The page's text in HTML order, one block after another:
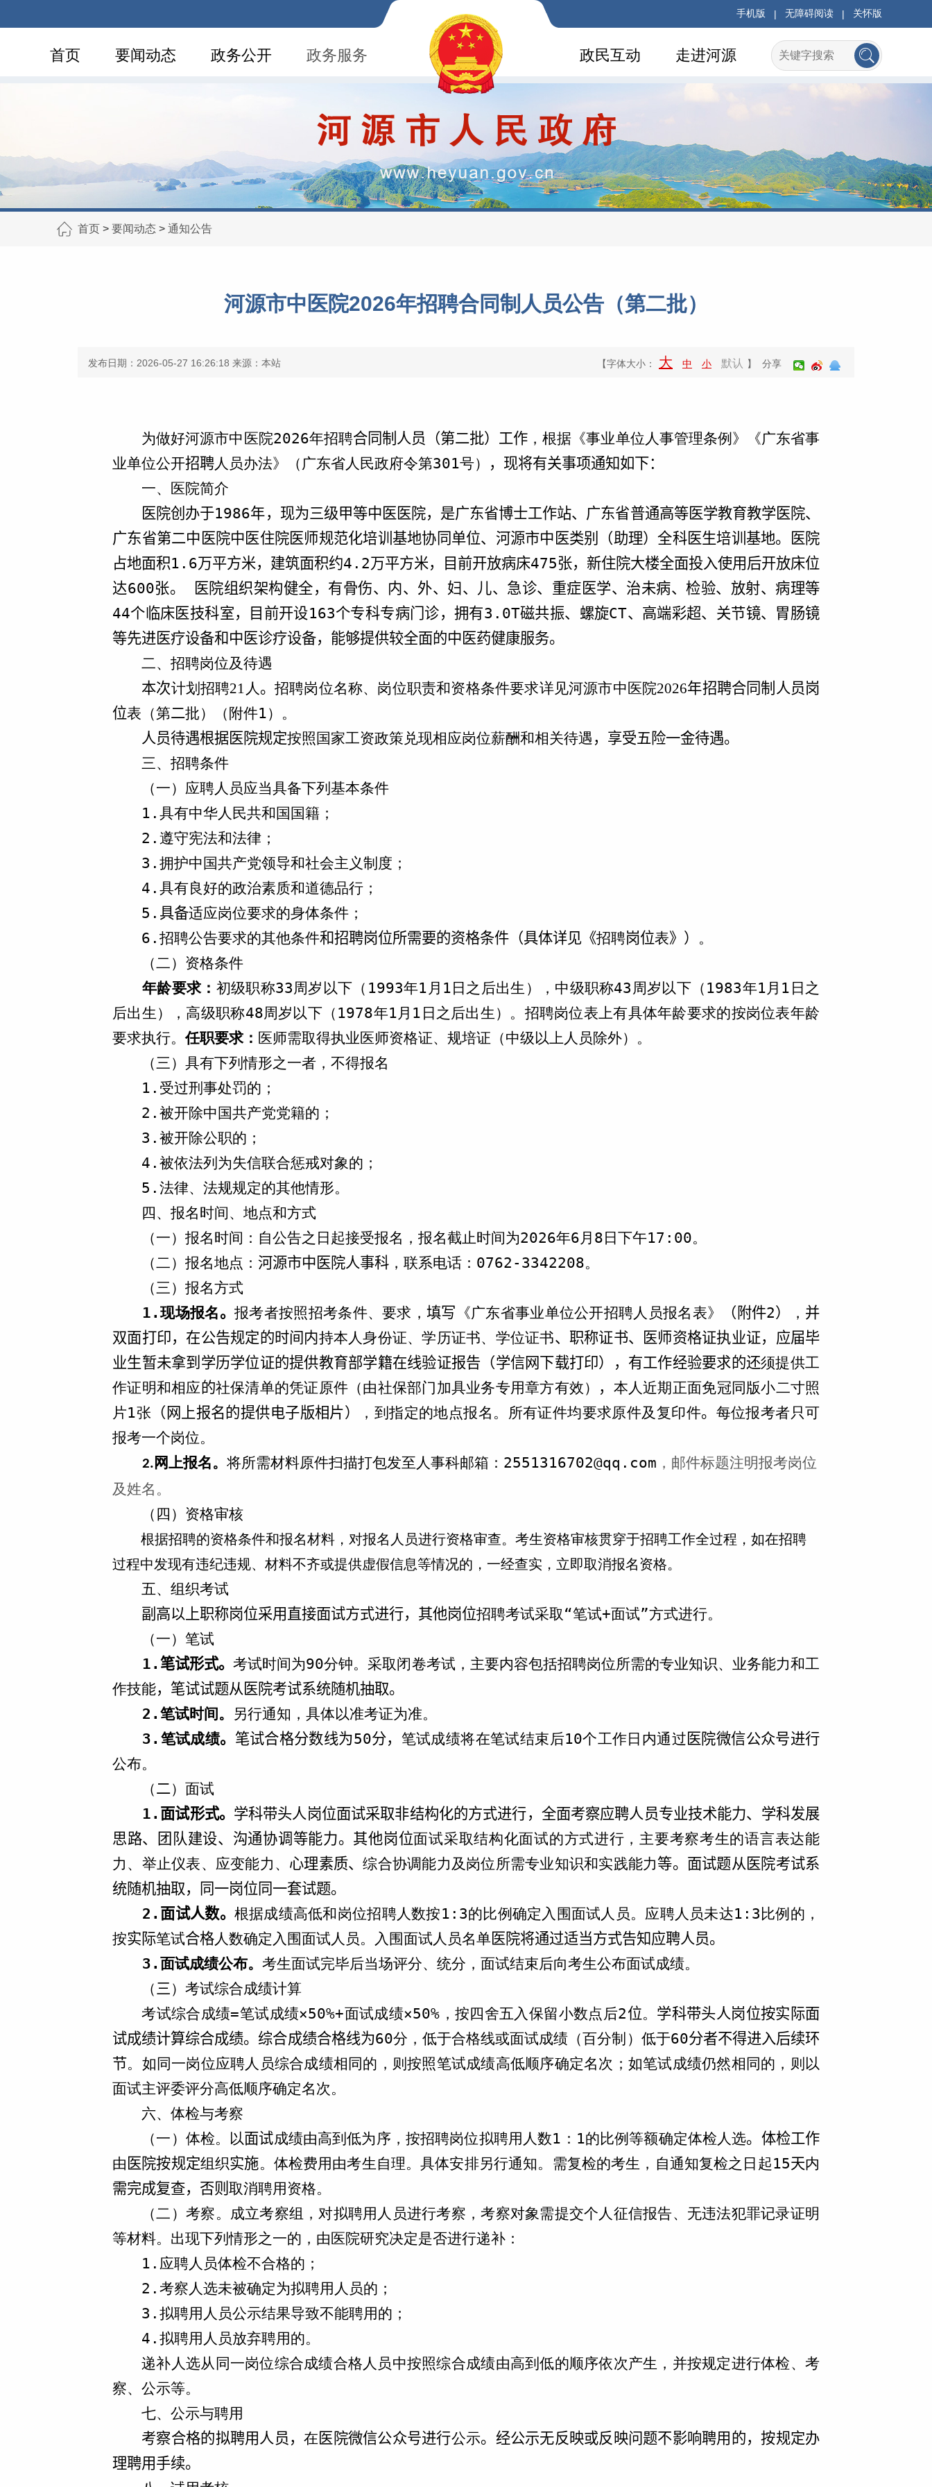
手机版 | 无障碍阅读 | 关怀版
首页 要闻动态 政务公开 政务服务 走进河源
政民互动
首页 > 要闻动态 > 通知公告
河源市中医院2026年招聘合同制人员公告（第二批）
发布日期：2026-05-27 16:26:18 来源：本站 【字体大小： 大 中 小 默认 】 分享
为做好河源市中医院2026年招聘合同制人员（第二批）工作 ，根据《事业单位人事管理条例》《广东省事
业单位公开招聘人员办法》（广东省人民政府令第301号） ，现将有关事项通知如下：
一、医院简介
医院创办于1986年，现为三级甲等中医医院，是广东省博士工作站、广东省普通高等医学教育教学医院、
广东省第二中医院中医住院医师规范化培训基地协同单位、河源市中医类别（助理）全科医生培训基地。医院
占地面积1.6万平方米，建筑面积约4.2万平方米，目前开放病床475张，新住院大楼全面投入使用后开放床位
达600张。 医院组织架构健全，有骨伤、内、外、妇、儿、急诊、重症医学、治未病、检验、放射、病理等
44个临床医技科室，目前开设163个专科专病门诊，拥有3.0T磁共振、螺旋CT、高端彩超、关节镜、胃肠镜
等先进医疗设备和中医诊疗设备，能够提供较全面的中医药健康服务。
二、招聘岗位及待遇
本次计划招聘21 人 。招聘岗位名称、岗位职责和资格条件要求详见河源市中医院2026年招聘合同制人员岗
位表（第二批） （附件1）。
人员待遇根据医院规定按照国家工资政策兑现相应岗位薪酬和相关待遇 ，享受五险一金待遇。
三、招聘条件
（一）应聘人员应当具备下列基本条件
1.具有中华人民共和国国籍；
2.遵守宪法和法律；
3.拥护中国共产党领导和社会主义制度；
4.具有良好的政治素质和道德品行；
5. 具备适应岗位要求的身体条件；
6.招聘公告要求的其他条件和招聘岗位所需要的资格条件（具体详见《招聘岗位表》） 。
（二）资格条件
年龄要求： 初级职称33周岁以下（1993年1月1日之后出生），中级职称43周岁以下（1983年1月1日之
后出生），高级职称48周岁以下（1978年1月1日之后出生）。招聘岗位表上有具体年龄要求的按岗位表年龄
要求执行。任职要求： 医师需取得执业医师资格证、规培证（中级以上人员除外）。
（三）具有下列情形之一者，不得报名
1.受过刑事处罚的；
2.被开除中国共产党党籍的；
3.被开除公职的；
4.被依法列为失信联合惩戒对象的；
5.法律、法规规定的其他情形。
四、报名时间、地点和方式
（一）报名时间： 自公告之日起接受报名，报名截止时间为2026年6月8日下午17:00。
（二）报名地点：河源市中医院人事科 ，联系电话： 0762- 3342208。
（三）报名方式
1.现场报名。报考者按照招考条件、要求，填写 《广东省事业单位公开招聘人员报名表》 （附件2） ， 并
双面打印，在公告规定的时间内持本人身份证、学历证书、学位证书、职称证书、医师资格证执业证，应届毕
业生暂未拿到学历学位证的提供教育部学籍在线验证报告（学信网下载打印），有工作经验要求的还须提供工
作证明和相应的社保清单的凭证原件（由社保部门加具业务专用章方有效） ， 本人近期正面免冠同版小二寸照
片1张 （网上报名的提供电子版相片） ，到指定的地点报名。所有证件均要求原件及复印件。 每位报考者只可
报考一个岗位。
2. 网上报名。将所需材料原件扫描打包发至人事科邮箱： 2551316702@qq.com ，邮件标题注明报考岗位
及姓名。
（四）资格审核
根据招聘的资格条件和报名材料，对报名人员进行资格审查。考生资格审核贯穿于招聘工作全过程，如在招聘
过程中发现有违纪违规、材料不齐或提供虚假信息等情况的，一经查实，立即取消报名资格。
五、组织考试
副高以上职称岗位采用直接面试方式进行，其他岗位招聘考试采取“笔试+面试”方式进行。
（一）笔试
1.笔试形式。考试时间为90分钟。采取闭卷考试，主要内容包括招聘岗位所需的专业知识、业务能力和工
作技能，笔试试题从医院考试系统随机抽取。
2.笔试时间。
另行通知，具体以准考证为准。
3. 笔试成绩。 笔试合格分数线为50分， 笔试成绩将在笔试结束后10个工作日内通过医院微信公众号进行
公布。
（二）面试
1. 面试形式。 学科带头人岗位面试采取非结构化的方式进行，全面考察应聘人员专业技术能力、学科发展
思路、团队建设、沟通协调等能力。其他岗位面试采取结构化面试的方式进行，主要考察考生的语言表达能
力、举止仪表、应变能力、 心理素质、综合协调能力及岗位所需专业知识和实践能力等。面试题从医院考试系
统随机抽取，同一岗位同一套试题。
2. 面试人数。 根据成绩高低和岗位招聘人数按1: 3的比例确定入围面试人员。应聘人员未达1: 3比例的，
按实际笔试合格人数确定入围面试人员。入围面试人员名单医院将通过适当方式告知应聘人员。
3.面试成绩公布。考生面试完毕后当场评分、统分，面试结束后向考生公布面试成绩。
（ 三 ）考试综合成绩计算
考试综合成绩=笔试成绩×50%+面试成绩×50%，按四舍五入保留小数点后2位。 学科带头人岗位按实际面
试成绩计算综合成绩。综合成绩合格线为60分，低于合格线或面试成绩（百分制）低于60分者不得进入后续环
节。如同一岗位应聘人员综合成绩相同的，则按照笔试成绩高低顺序确定名次；如笔试成绩仍然相同的，则以
面试主评委评分高低顺序确定名次。
六、体检与考察
（一）体检。 以面试成绩由高到低为序，按招聘岗位拟聘用人数1：1的比例等额确定体检人选。体检工作
由 医院按规定组织实施。体检费用由考生自理。具体安排另行通知。需复检的考生，自通知复检之日起15天内
需完成复查，否则 取消聘用资格。
（二）考察。 成立考察组，对拟聘用人员进行考察，考察对象需提交个人征信报告、无违法犯罪记录证明
等材料。出现下列情形之一的，由医院研究决定是否进行递补：
1.应聘人员体检不合格的；
2.考察人选未被确定为拟聘用人员的；
3.拟聘用人员公示结果导致不能聘用的；
4.拟聘用人员放弃聘用的。
递补人选从同一岗位综合成绩合格人员中按照综合成绩由高到低的顺序依次产生，并按规定进行体检、考
察、公示等。
七、公示与聘用
考察合格的拟聘用人员，在医院微信公众号进行公示。 经公示无反映或反映问题不影响聘用的，按规定办
理聘用手续。